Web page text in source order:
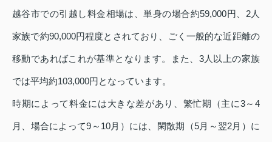
越谷市での引越し料金相場は、単身の場合約59,000円、2人
家族で約90,000円程度とされており、ごく一般的な近距離の
移動であればこれが基準となります。また、3人以上の家族
では平均約103,000円となっています。
時期によって料金には大きな差があり、繁忙期（主に3～4
月、場合によって9～10月）には、閑散期（5月～翌2月）に